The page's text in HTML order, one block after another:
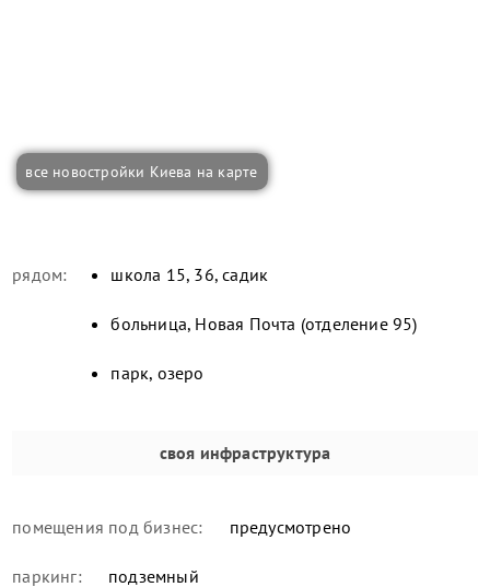
все новостройки Киева на карте
рядом: школа 15, 36, садик
больница, Новая Почта (отделение 95)
парк, озеро
своя инфраструктура
помещения под бизнес: предусмотрено
паркинг: подземный